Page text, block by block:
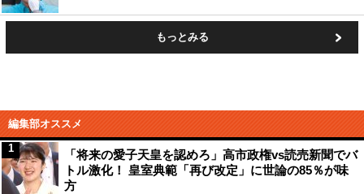
もっとみる
編集部オススメ
「将来の愛子天皇を認めろ」高市政権vs読売新聞でバ
トル激化！ 皇室典範「再び改定」に世論の85％が味
方
1